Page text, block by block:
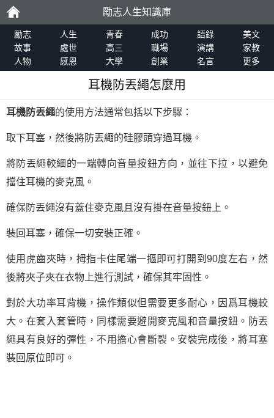
勵
志
勵志人生知識庫
勵志 人生 青春 成功 語錄
美文
故事
處世 高三 職場 演講
家教
人物
感恩 大學 創業 名言 更多
耳機防丟繩怎麼用
耳機防丟繩的使用方法通常包括以下步驟：
取下耳塞，然後將防丟繩的硅膠頭穿過耳機。
將防丟繩較細的一端轉向音量按鈕方向，並往下拉，以避免
擋住耳機的麥克風。
確保防丟繩沒有蓋住麥克風且沒有掛在音量按鈕上。
裝回耳塞，確保一切安裝正確。
使用虎齒夾時，拇指卡住尾端一摳即可打開到90度左右，然
後將夾子夾在衣物上進行測試，確保其牢固性。
對於大功率耳背機，操作類似但需要更多耐心，因爲耳機較
大。在套入套管時，同樣需要避開麥克風和音量按鈕。防丟
繩具有良好的彈性，不用擔心會斷裂。安裝完成後，將耳塞
裝回原位即可。